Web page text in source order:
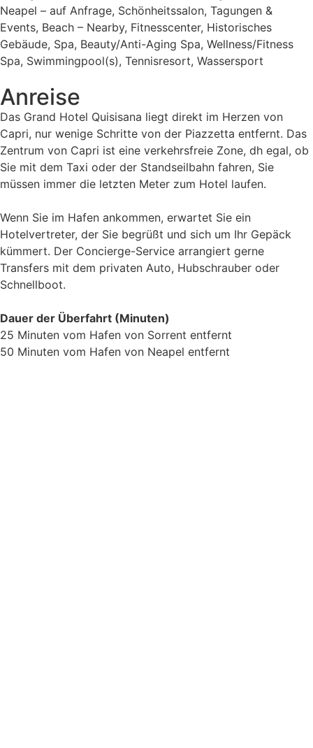
Neapel – auf Anfrage, Schönheitssalon, Tagungen &
Events, Beach – Nearby, Fitnesscenter, Historisches
Gebäude, Spa, Beauty/Anti-Aging Spa, Wellness/Fitness
Spa, Swimmingpool(s), Tennisresort, Wassersport
Anreise
Das Grand Hotel Quisisana liegt direkt im Herzen von
Capri, nur wenige Schritte von der Piazzetta entfernt. Das
Zentrum von Capri ist eine verkehrsfreie Zone, dh egal, ob
Sie mit dem Taxi oder der Standseilbahn fahren, Sie
müssen immer die letzten Meter zum Hotel laufen.
Wenn Sie im Hafen ankommen, erwartet Sie ein
Hotelvertreter, der Sie begrüßt und sich um Ihr Gepäck
kümmert. Der Concierge-Service arrangiert gerne
Transfers mit dem privaten Auto, Hubschrauber oder
Schnellboot.
Dauer der Überfahrt (Minuten)
25 Minuten vom Hafen von Sorrent entfernt
50 Minuten vom Hafen von Neapel entfernt